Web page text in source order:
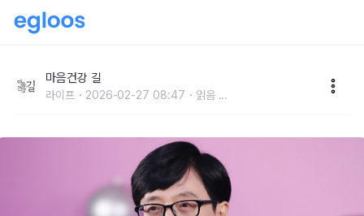
마음건강 길
라이프 2026-02-27 08:47 읽음 ...